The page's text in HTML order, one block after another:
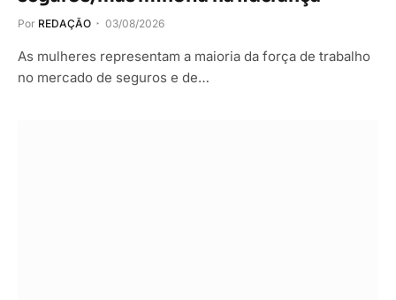
Por REDAÇÃO 03/08/2026
As mulheres representam a maioria da força de trabalho
no mercado de seguros e de…